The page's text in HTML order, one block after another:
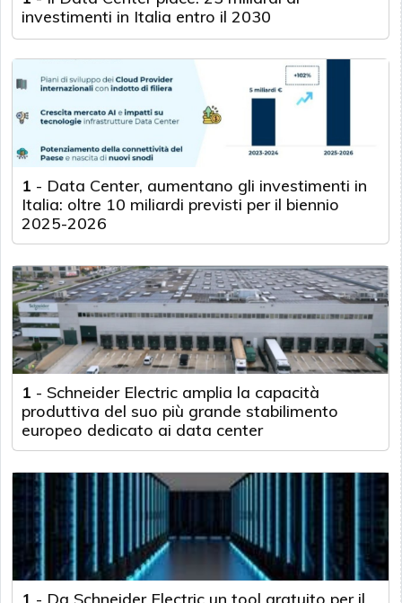
investimenti in Italia entro il 2030
1 - Data Center, aumentano gli investimenti in
Italia: oltre 10 miliardi previsti per il biennio
2025-2026
1 - Schneider Electric amplia la capacità
produttiva del suo più grande stabilimento
europeo dedicato ai data center
1 - Da Schneider Electric un tool gratuito per il